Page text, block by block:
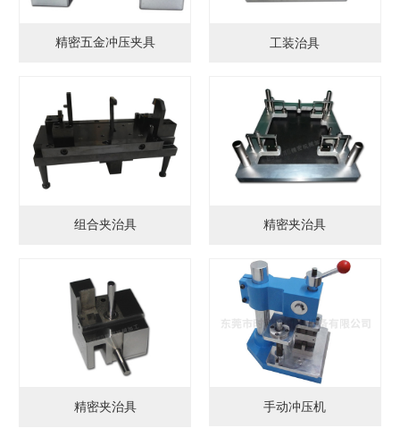
精密五金冲压夹具 工装治具
组合夹治具 精密夹治具
精密夹治具 手动冲压机